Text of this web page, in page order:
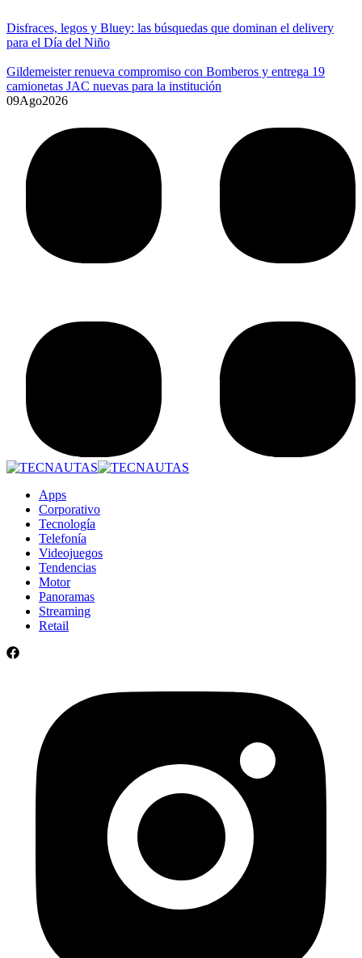
Disfraces, legos y Bluey: las búsquedas que dominan el delivery
para el Día del Niño
Gildemeister renueva compromiso con Bomberos y entrega 19
camionetas JAC nuevas para la institución
09Ago2026
Apps
Corporativo
Tecnología
Telefonía
Videojuegos
Tendencias
Motor
Panoramas
Streaming
Retail